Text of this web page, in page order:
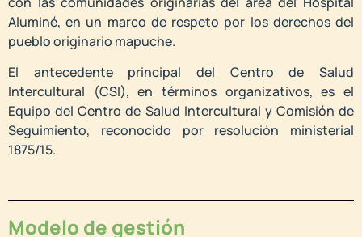
Aluminé, en un marco de respeto por los derechos del
pueblo originario mapuche.
El antecedente principal del Centro de Salud
Intercultural (CSI), en términos organizativos, es el
Equipo del Centro de Salud Intercultural y Comisión de
Seguimiento, reconocido por resolución ministerial
1875/15.
Modelo de gestión